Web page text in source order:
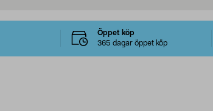
Öppet köp
365 dagar öppet köp